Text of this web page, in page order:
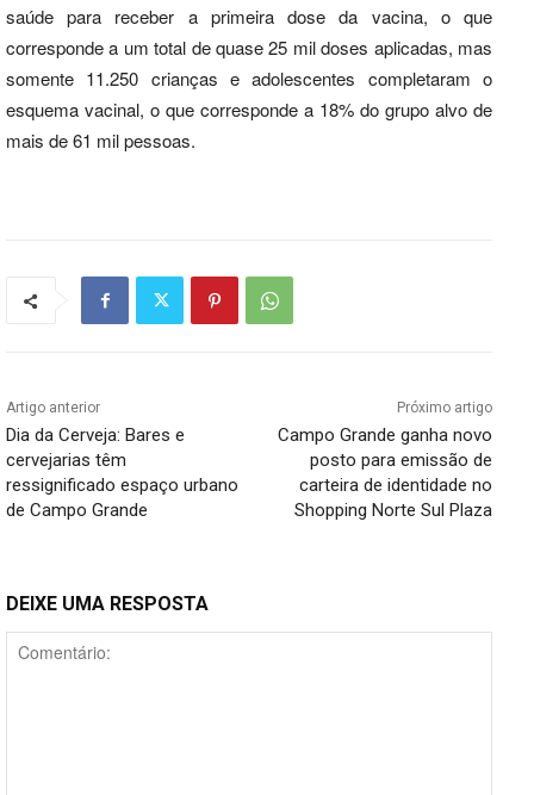
saúde para receber a primeira dose da vacina, o que
corresponde a um total de quase 25 mil doses aplicadas, mas
somente 11.250 crianças e adolescentes completaram o
esquema vacinal, o que corresponde a 18% do grupo alvo de
mais de 61 mil pessoas.
Artigo anterior
Dia da Cerveja: Bares e
cervejarias têm
ressignificado espaço urbano
de Campo Grande
Próximo artigo
Campo Grande ganha novo
posto para emissão de
carteira de identidade no
Shopping Norte Sul Plaza
DEIXE UMA RESPOSTA